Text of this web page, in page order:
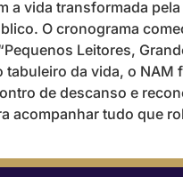
a vida transformada
O cronograma
Leitores,
da vida, o NAM
de descanso e
acompanhar tudo que